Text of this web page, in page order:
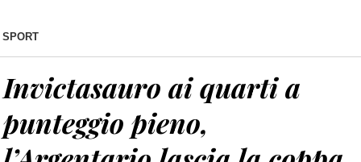
SPORT
Invictasauro ai quarti a
punteggio pieno,